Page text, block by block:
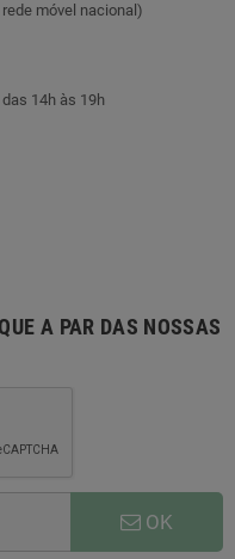
móvel nacional)
14h às 19h
A PAR DAS NOSSAS
OK